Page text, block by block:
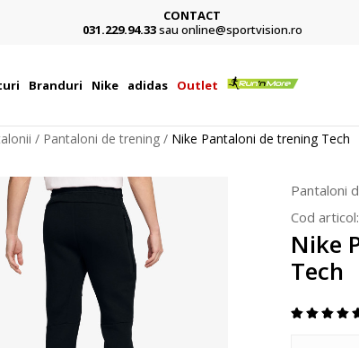
CONTACT
031.229.94.33sau online@sportvision.ro
Branduri Nike adidas Outlet
Pantaloni de trening Nike Pantaloni de trening Tech
Pantaloni
Cod articol:
Nike
Tech